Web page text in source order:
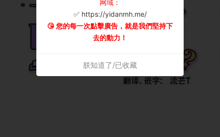
网域：
✅ https://yidanmh.me/
😘 您的每一次點擊廣告，就是我們堅持下
去的動力！
朕知道了/已收藏